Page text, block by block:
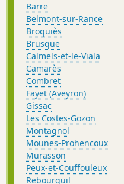
Barre
Belmont-sur-Rance
Broquiès
Brusque
Calmels-et-le-Viala
Camarès
Combret
Fayet (Aveyron)
Gissac
Les Costes-Gozon
Montagnol
Mounes-Prohencoux
Murasson
Peux-et-Couffouleux
Rebourguil